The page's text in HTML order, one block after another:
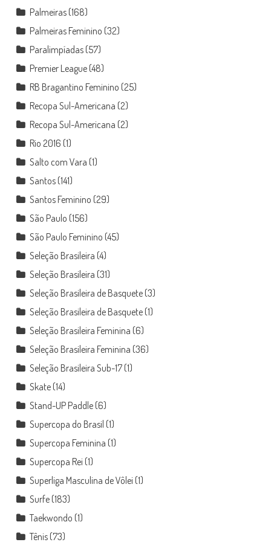
Palmeiras(168)
Palmeiras Feminino (32)
Paralimpíadas(57)
Premier League(48)
RB Bragantino Feminino (25)
Recopa Sul-Americana (2)
Recopa Sul-Americana (2)
Rio 2016 (1)
Salto com Vara (1)
Santos(141)
Santos Feminino (29)
São Paulo (156)
São Paulo Feminino (45)
Seleção Brasileira (4)
Seleção Brasileira (31)
Seleção Brasileira de Basquete(3)
Seleção Brasileira de Basquete(1)
Seleção Brasileira Feminina (6)
Seleção Brasileira Feminina (36)
Seleção Brasileira Sub-17(1)
Skate(14)
Stand-UP Paddle(6)
Supercopa do Brasil (1)
Supercopa Feminina (1)
Supercopa Rei (1)
Superliga Masculina de Vôlei (1)
Surfe(183)
Taekwondo (1)
Tênis(73)